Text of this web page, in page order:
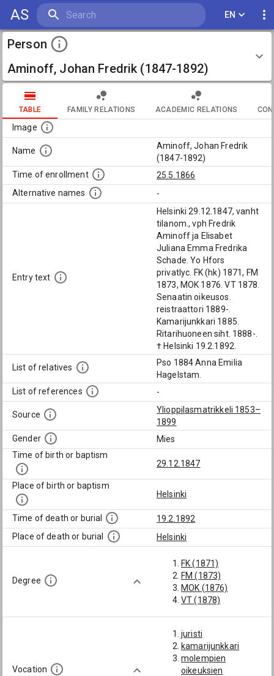
AS EN
Person
Aminoff, Johan Fredrik (1847-1892)
TABLE FAMILY RELATIONS ACADEMIC RELATIONS
Image
Name
Aminoff, Johan Fredrik
(1847-1892)
Time of enrollment
25.5.1866
Alternative names
-
Entry text
Helsinki 29.12.1847, vanht
tilanom., vph Fredrik
Aminoff ja Elisabet
Juliana Emma Fredrika
Schade. Yo Hfors
privatlyc. FK (hk) 1871, FM
1873, MOK 1876. VT 1878.
Senaatin oikeusos.
reistraattori 1889-.
Kamarijunkkari 1885.
Ritarihuoneen siht. 1888-.
† Helsinki 19.2.1892.
List of relatives
Pso 1884 Anna Emilia
Hagelstam.
List of references
-
Source
Ylioppilasmatrikkeli 1853–
1899
Gender
Mies
Time of birth or baptism
29.12.1847
Place of birth or baptism
Helsinki
Time of death or burial
19.2.1892
Place of death or burial
Helsinki
Degree
FK (1871)
FM (1873)
MOK (1876)
VT (1878)
Vocation
juristi
kamarijunkkari
molempien
oikeuksien